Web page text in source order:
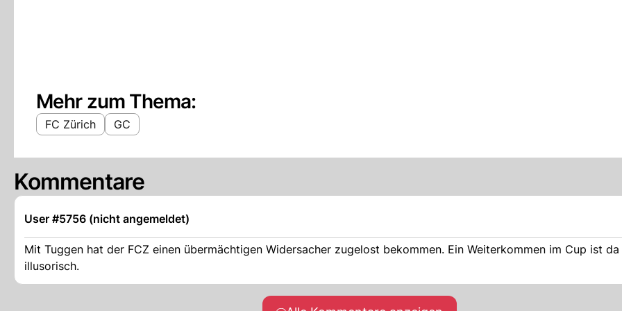
Mehr zum Thema:
FC Zürich GC
Kommentare
User #5756 (nicht angemeldet)
Mit Tuggen hat der FCZ einen übermächtigen Widersacher zugelost bekommen. Ein Weiterkommen im Cup ist
illusorisch.